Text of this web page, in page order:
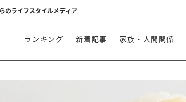
のライフスタイルメディア
ランキング 新着記事 家族・人間関係